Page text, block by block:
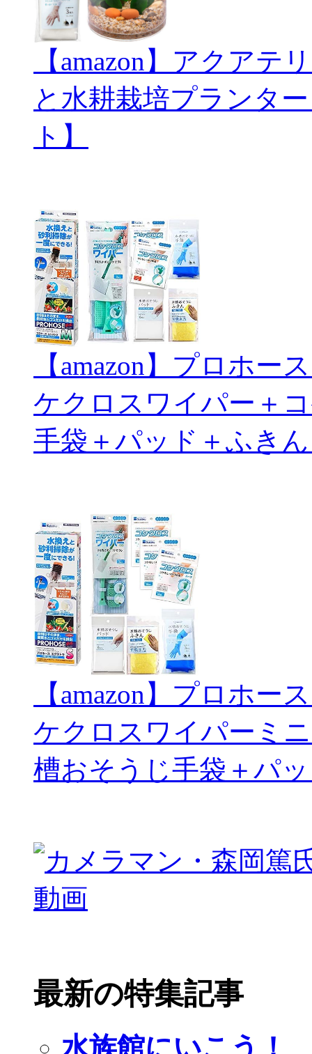
【amazon】アクアテ
と水耕栽培プランタ
ト】
【amazon】プロホ
ケクロスワイパー＋
手袋＋パッド＋ふき
【amazon】プロホー
ケクロスワイパーミ
槽おそうじ手袋＋パ
最新の特集記事
水族館にいこう！